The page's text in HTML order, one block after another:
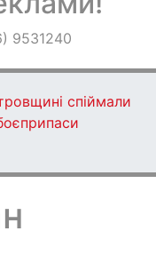
9531240
спіймали